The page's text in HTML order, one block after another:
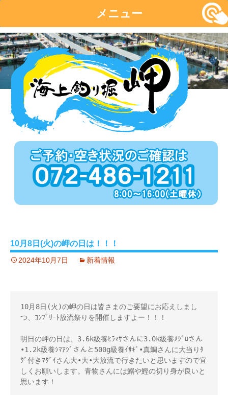
メニュー
コ
ン
テ
ン
10月8日(火)の岬の日は！！！
2024年10月7日 新着情報
10月8日(火)の岬の日は皆さまのご要望にお応えしまし
つ、ｺﾝﾌﾟﾘｰﾄ放流祭りを開催しますよー！！！
明日の岬の日は、3.6k級養ﾋﾗﾏｻさんに3.0k級養ﾒｼﾞﾛさん
•1.2k級養ｼﾏｱｼﾞさんと500g級養ｲｻｷﾞ•真鯛さんに大当りﾀ
ｸﾞ付きﾏﾀﾞｲさん大•大•大放流で行きたいと思いますので宜
しくお願いします。青物さんには鰯や鰹の切り身が良いと
思います！